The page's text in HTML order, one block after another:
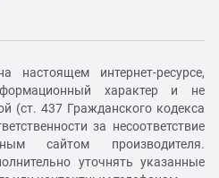
настоящем интернет-ресурсе,
характер и не
(ст. 437 Гражданского кодекса
за несоответствие
сайтом производителя.
уточнять указанные